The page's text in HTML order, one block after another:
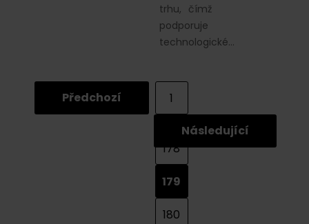
trhu, čímž
podporuje
technologické…
Předchozí
1
178
179
180
Následující